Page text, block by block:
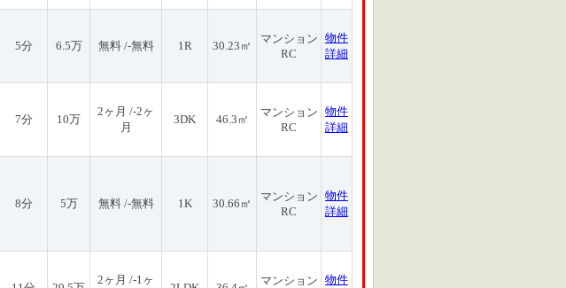
5分 6.5万 無料 /-無料 1R 30.23㎡
マンション
RC
物件
詳細
7分 10万
2ヶ月 /-2ヶ
月
3DK 46.3㎡
マンション
RC
物件
詳細
8分 5万 無料 /-無料 1K 30.66㎡
マンション
RC
物件
詳細
2ヶ月 /-1ヶ マンション 物件